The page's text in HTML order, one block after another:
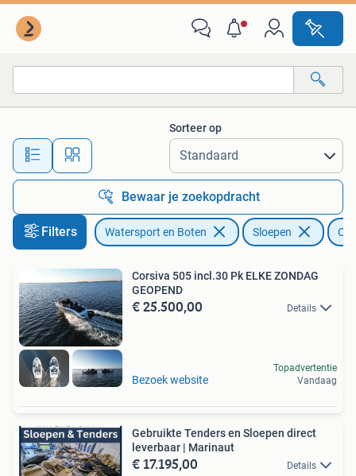
Alle afstanden…
Sorteer op
Bewaar je zoekopdracht
Filters Watersport en Boten Sloepen
Corsiva 505 incl.30 Pk ELKE ZONDAG
GEOPEND
€ 25.500,00 Details
Bezoek website
Topadvertentie
Vandaag
Gebruikte Tenders en Sloepen direct
leverbaar | Marinaut
€ 17.195,00 Details